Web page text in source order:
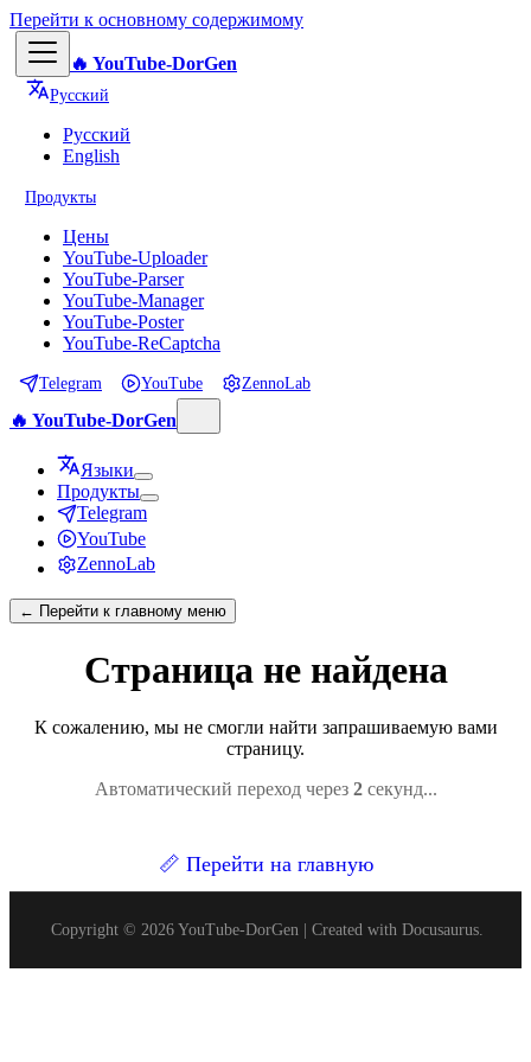
Перейти к основному содержимому
🔥 YouTube-DorGen
Русский
Русский
English
Продукты
Цены
YouTube-Uploader
YouTube-Parser
YouTube-Manager
YouTube-Poster
YouTube-ReCaptcha
Telegram YouTube ZennoLab
🔥 YouTube-DorGen
Языки
Продукты
Telegram
YouTube
ZennoLab
← Перейти к главному меню
Страница не найдена
К сожалению, мы не смогли найти запрашиваемую вами
страницу.
Автоматический переход через 1секунд...
📏 Перейти на главную
Copyright © 2026 YouTube-DorGen | Created with Docusaurus.